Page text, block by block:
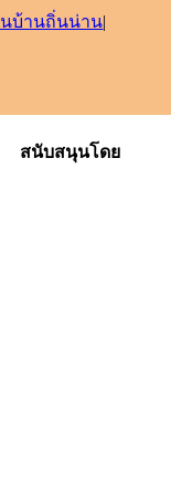
บ้านถิ่นน่าน|
สนับสนุนโดย